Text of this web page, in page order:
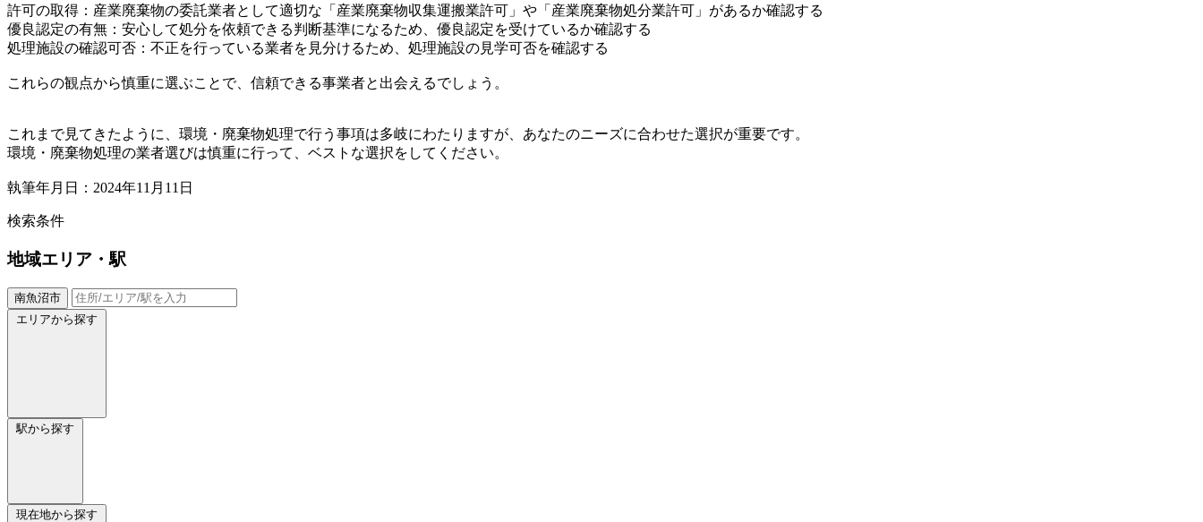
許可の取得：産業廃棄物の委託業者として適切な「産業廃棄物収集運搬業許可」や「産業廃棄物処分業許可」があるか確認する
優良認定の有無：安心して処分を依頼できる判断基準になるため、優良認定を受けているか確認する
処理施設の確認可否：不正を行っている業者を見分けるため、処理施設の見学可否を確認する
これらの観点から慎重に選ぶことで、信頼できる事業者と出会えるでしょう。
これまで見てきたように、環境・廃棄物処理で行う事項は多岐にわたりますが、あなたのニーズに合わせた選択が重要です。
環境・廃棄物処理の業者選びは慎重に行って、ベストな選択をしてください。
執筆年月日：2024年11月11日
検索条件
地域エリア・駅
南魚沼市
エリアから探す
駅から探す
現在地から探す